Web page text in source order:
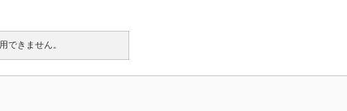
できません。